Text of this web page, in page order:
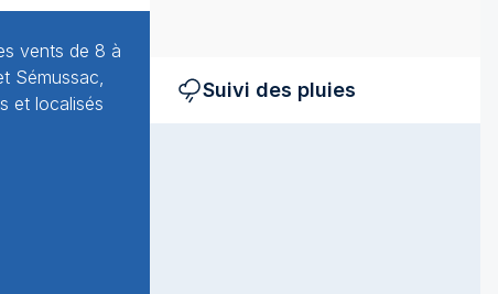
vents de 8 à
Sémussac,
et localisés
Suivi des pluies